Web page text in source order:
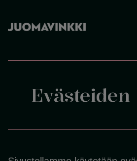
Evästeiden